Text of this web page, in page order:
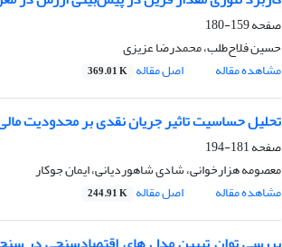
صفحه159-180
حسین فلاح‌طلب، محمدرضا عزیزی
مشاهده مقاله
اصل مقاله 369.01 K
تحلیل حساسیت تاثیر جریان نقدی بر محدودیت
صفحه181-194
معصومه هزارخوانی، شادی شاهوردیانی، ایمان جوکار
مشاهده مقاله
اصل مقاله 244.91 K